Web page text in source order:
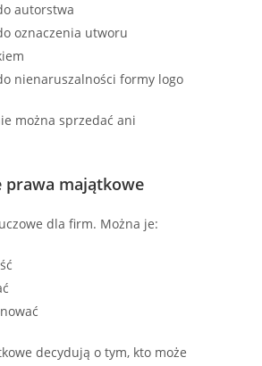
autorstwa
oznaczenia utworu
nienaruszalności formy logo
można sprzedać ani
prawa majątkowe
dla firm. Można je:
decydują o tym, kto może